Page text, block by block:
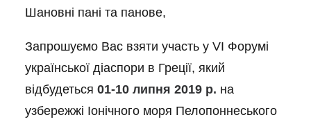
Шановні пані та панове,
Запрошуємо Вас взяти участь у VІ Форумі
української діаспори в Греції, який
відбудеться 01-10 липня 2019 р. на
узбережжі Іонічного моря Пелопоннеського